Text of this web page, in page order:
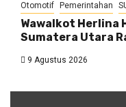
Otomotif Pemerintahan
Wawalkot Herlina
Sumatera Utara
9 Agustus 2026